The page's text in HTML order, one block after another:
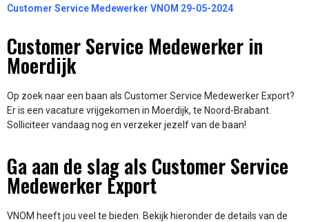
Customer Service Medewerker VNOM 29-05-2024
Customer Service Medewerker in
Moerdijk
Op zoek naar een baan als Customer Service Medewerker Export?
Er is een vacature vrijgekomen in Moerdijk, te Noord-Brabant.
Solliciteer vandaag nog en verzeker jezelf van de baan!
Ga aan de slag als Customer Service
Medewerker Export
VNOM heeft jou veel te bieden. Bekijk hieronder de details van de